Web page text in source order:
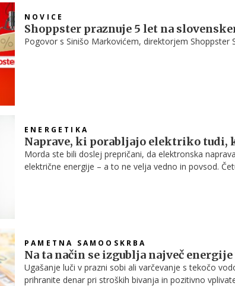
NOVICE
Shoppster praznuje 5 let na
Pogovor s Sinišo Markovićem, direktorjem Shoppster
ENERGETIKA
Naprave, ki porabljajo elektriko tudi,
Morda ste bili doslej prepričani, da elektronska
električne energije – a to ne velja vedno in povsod.
PAMETNA SAMOOSKRBA
Na ta način se izgublja največ energije
Ugašanje luči v prazni sobi ali varčevanje s tekočo
prihranite denar pri stroških bivanja in pozitivno